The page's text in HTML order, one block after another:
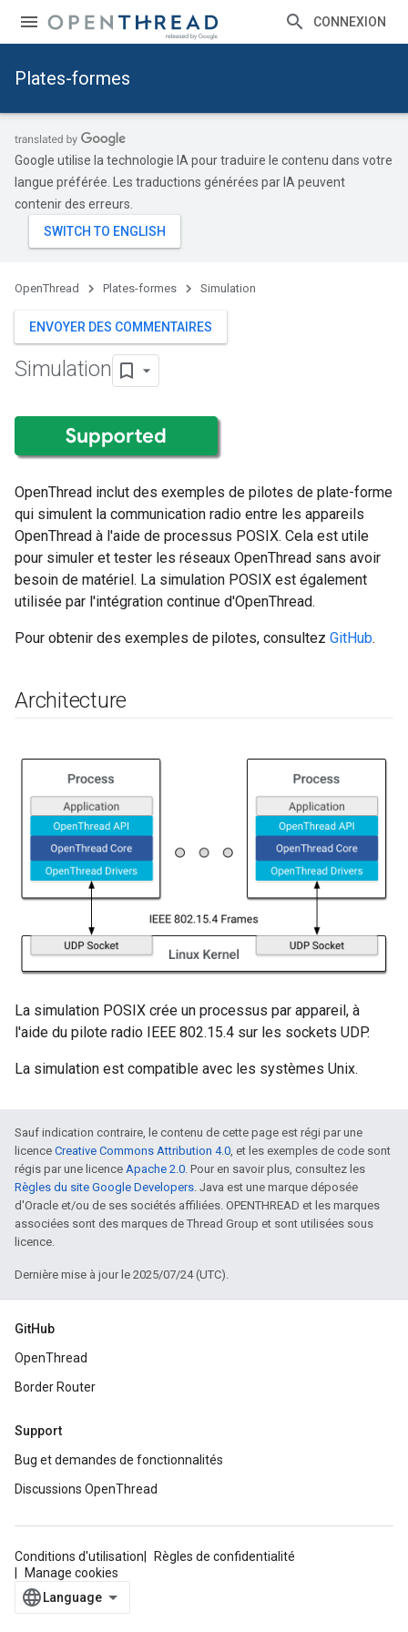
CONNEXION
Plates-formes
Google utilise la technologie IA pour traduire le contenu dans votre
langue préférée. Les traductions générées par IA peuvent
contenir des erreurs.
OpenThread Plates-formes Simulation
ENVOYER DES COMMENTAIRES
Simulation
OpenThread inclut des exemples de pilotes de plate-forme
qui simulent la communication radio entre les appareils
OpenThread à l'aide de processus POSIX. Cela est utile
pour simuler et tester les réseaux OpenThread sans avoir
besoin de matériel. La simulation POSIX est également
utilisée par l'intégration continue d'OpenThread.
Pour obtenir des exemples de pilotes, consultez GitHub.
Architecture
La simulation POSIX crée un processus par appareil, à
l'aide du pilote radio IEEE 802.15.4 sur les sockets UDP.
La simulation est compatible avec les systèmes Unix.
Sauf indication contraire, le contenu de cette page est régi par une
licence Creative Commons Attribution 4.0 , et les exemples de code sont
régis par une licence Apache 2.0 . Pour en savoir plus, consultez les
Règles du site Google Developers . Java est une marque déposée
d'Oracle et/ou de ses sociétés affiliées. OPENTHREAD et les marques
associées sont des marques de Thread Group et sont utilisées sous
licence.
Dernière mise à jour le 2025/07/24 (UTC).
GitHub
OpenThread
Border Router
Support
Bug et demandes de fonctionnalités
Discussions OpenThread
Conditions d'utilisation
Règles de confidentialité
Manage cookies